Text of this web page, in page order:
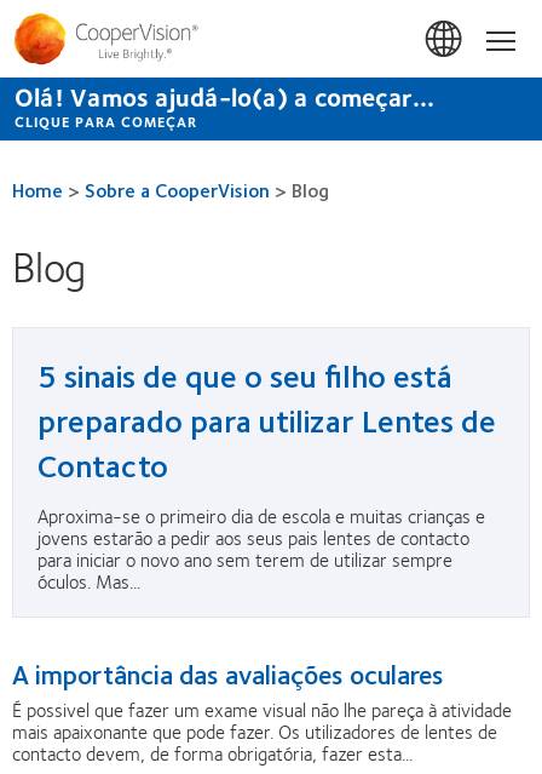
Passar
para
conteúdo
principal
Início
Olá! Vamos ajudá-lo(a) a começar...
CLIQUE PARA COMEÇAR
Home > Sobre a CooperVision > Blog
Blog
5 sinais de que o seu filho está
preparado para utilizar Lentes de
Contacto
Aproxima-se o primeiro dia de escola e muitas crianças e
jovens estarão a pedir aos seus pais lentes de contacto
para iniciar o novo ano sem terem de utilizar sempre
óculos. Mas...
A importância das avaliações oculares
É possivel que fazer um exame visual não lhe pareça à atividade
mais apaixonante que pode fazer. Os utilizadores de lentes de
contacto devem, de forma obrigatória, fazer esta...